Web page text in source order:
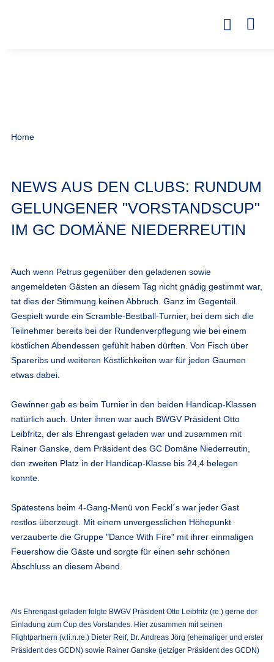
Home
NEWS AUS DEN CLUBS: RUNDUM
GELUNGENER "VORSTANDSCUP"
IM GC DOMÄNE NIEDERREUTIN
Auch wenn Petrus gegenüber den geladenen sowie
angemeldeten Gästen an diesem Tag nicht gnädig gestimmt war,
tat dies der Stimmung keinen Abbruch. Ganz im Gegenteil.
Gespielt wurde ein Scramble-Bestball-Turnier, bei dem sich die
Teilnehmer bereits bei der Rundenverpflegung wie bei einem
köstlichen Abendessen gefühlt haben dürften. Von Fisch über
Spareribs und weiteren Köstlichkeiten war für jeden Gaumen
etwas dabei.
Gewinner gab es beim Turnier in den beiden Handicap-Klassen
natürlich auch. Unter ihnen war auch BWGV Präsident Otto
Leibfritz, der als Ehrengast geladen war und zusammen mit
Rainer Ganske, dem Präsident des GC Domäne Niederreutin,
den zweiten Platz in der Handicap-Klasse bis 24,4 belegen
konnte.
Spätestens beim 4-Gang-Menü von Feckl´s war jeder Gast
restlos überzeugt. Mit einem unvergesslichen Höhepunkt
verzauberte die Gruppe "Dance With Fire" mit ihrer einmaligen
Feuershow die Gäste und sorgte für einen sehr schönen
Abschluss an diesem Abend.
Als Ehrengast geladen folgte BWGV Präsident Otto Leibfritz (re.) gerne der
Einladung zum Cup des Vorstandes. Hier zusammen mit seinen
Flightpartnern (v.li.n.re.) Dieter Reif, Dr. Andreas Jörg (ehemaliger und erster
Präsident des GCDN) sowie Rainer Ganske (jetziger Präsident des GCDN)